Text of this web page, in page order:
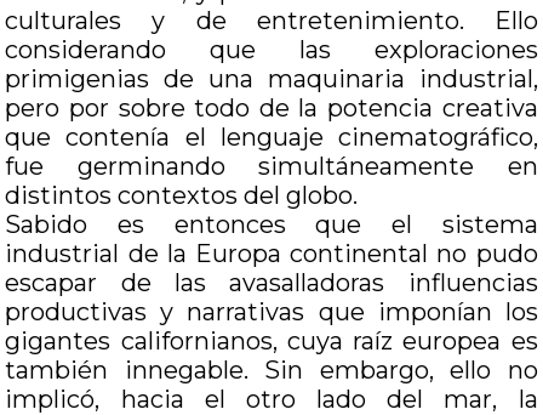
culturales y de entretenimiento. Ello
considerando que las exploraciones
primigenias de una maquinaria industrial,
pero por sobre todo de la potencia creativa
que contenía el lenguaje cinematográfico,
fue germinando simultáneamente en
distintos contextos del globo.
Sabido es entonces que el sistema
industrial de la Europa continental no pudo
escapar de las avasalladoras influencias
productivas y narrativas que imponían los
gigantes californianos, cuya raíz europea es
también innegable. Sin embargo, ello no
implicó, hacia el otro lado del mar, la